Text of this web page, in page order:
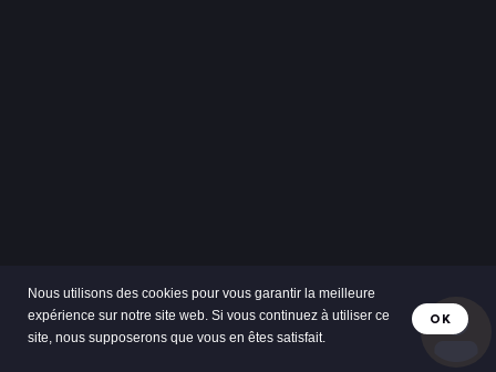
Nous utilisons des cookies pour vous garantir la meilleure
expérience sur notre site web. Si vous continuez à utiliser ce
site, nous supposerons que vous en êtes satisfait.
OK